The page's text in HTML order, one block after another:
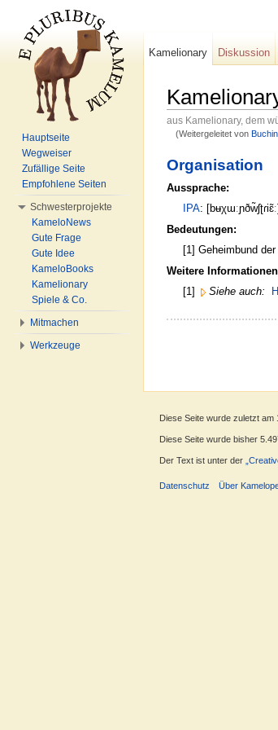
aus Kamelionary, dem
(Weitergeleitet von
Organisation
Aussprache:
IPA: [bʉχɯːɲðw̃ʃʈɾiɛ̃ː]
Bedeutungen:
[1] Geheimbund
Weitere
[1]
Siehe auch:
Kamelionary
Diskussion
Hauptseite
Wegweiser
Zufällige Seite
Empfohlene Seiten
Schwesterprojekte
KameloNews
Gute Frage
Gute Idee
KameloBooks
Kamelionary
Spiele & Co.
Mitmachen
Werkzeuge
Diese Seite wurde zuletzt am
Diese Seite wurde bisher
Der Text ist unter der
Datenschutz Über